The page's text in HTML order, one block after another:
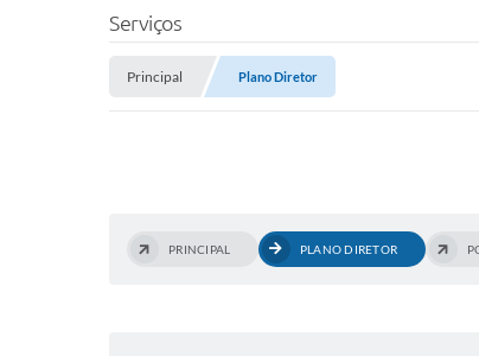
Serviços
Principal Plano Diretor
PRINCIPAL PLANO DIRETOR